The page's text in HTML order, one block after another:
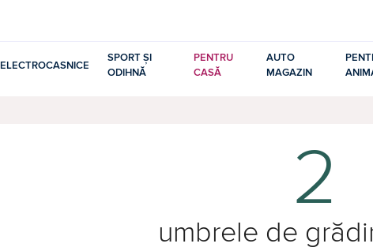
ELECTROCASNICE
SPORT ȘI
ODIHNĂ
PENTRU
CASĂ
AUTO
MAGAZIN
2
umbrele de